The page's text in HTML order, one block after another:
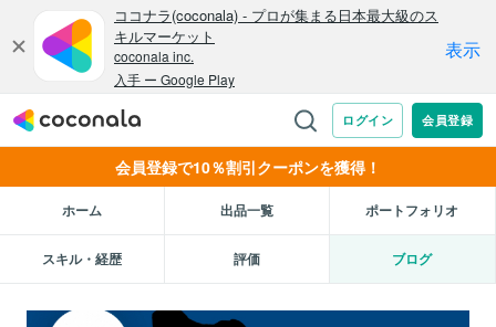
会員登録で10％割引クーポンを獲得！
ホーム 出品一覧 ポートフォリオ
スキル・経歴 評価 ブログ